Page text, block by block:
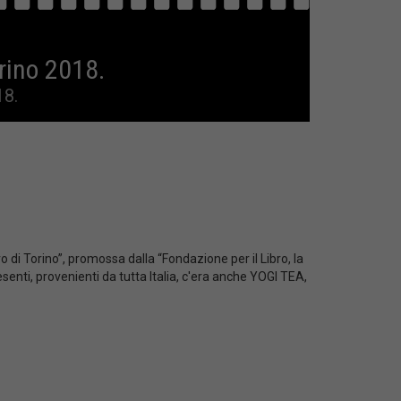
2018.
Torino”, promossa dalla “Fondazione per il Libro, la
provenienti da tutta Italia, c'era anche YOGI TEA,